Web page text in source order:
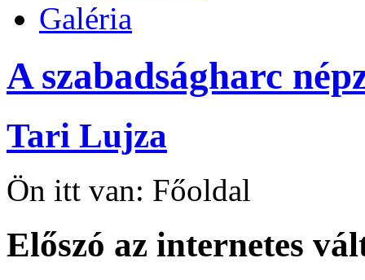
Galéria
A szabadságharc
Tari Lujza
Ön itt van: Főoldal
Előszó az internetes